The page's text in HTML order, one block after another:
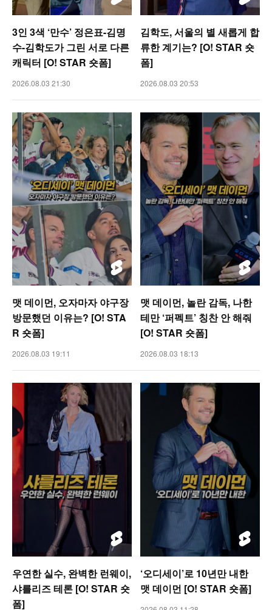
3인 3색 ‘만수’ 정은표-김명
수-김학도가 그린 서로 다른
캐릭터 [O! STAR 숏폼]
2026.08.03 21:30
김학도, 서울의 별 새롭게 합
류한 계기는? [O! STAR 숏
폼]
2026.08.03 20:53
맷 데이먼, 오자마자 야구장
방문했던 이유는? [O! STA
R 숏폼]
2026.08.03 19:11
맷 데이먼, 놀란 감독, 나한
테만 ‘퍼펙트’ 칭찬 안 해줘
[O! STAR 숏폼]
2026.08.03 18:13
우연한 실수, 완벽한 런웨이,
샤를리즈 테론 [O! STAR 숏
폼]
‘오디세이’로 10년만 내한
맷 데이먼 [O! STAR 숏폼]